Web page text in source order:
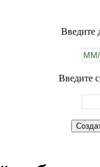
Введите
Введите